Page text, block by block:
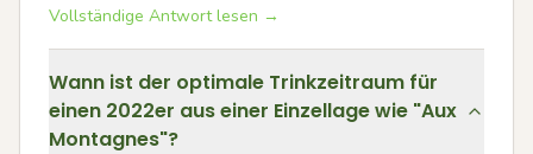
Vollständige Antwort lesen →
Wann ist der optimale Trinkzeitraum für
einen 2022er aus einer Einzellage wie "Aux
Montagnes"?